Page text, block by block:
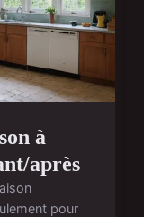
à
après
pour